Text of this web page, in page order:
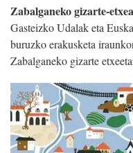
Zabalganeko gizarte-
Gasteizko Udalak eta
buruzko erakusketa
Zabalganeko gizarte